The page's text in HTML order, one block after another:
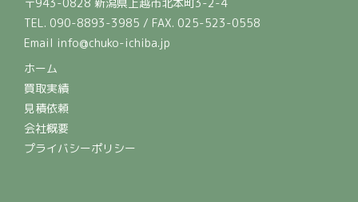
〒943-0828 新潟県上越市北本町3-2-4
TEL. 090-8893-3985 / FAX. 025-523-0558
Email info@chuko-ichiba.jp
ホーム
買取実績
見積依頼
会社概要
プライバシーポリシー